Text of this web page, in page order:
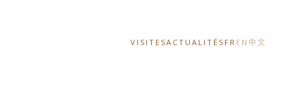
VISITESACTUALITÉS FR EN 中文